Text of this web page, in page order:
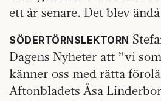
ett år senare. Det blev
SÖDERTÖRNSLEKTORN
Dagens Nyheter att ”vi
känner oss med rätta
Aftonbladets Åsa